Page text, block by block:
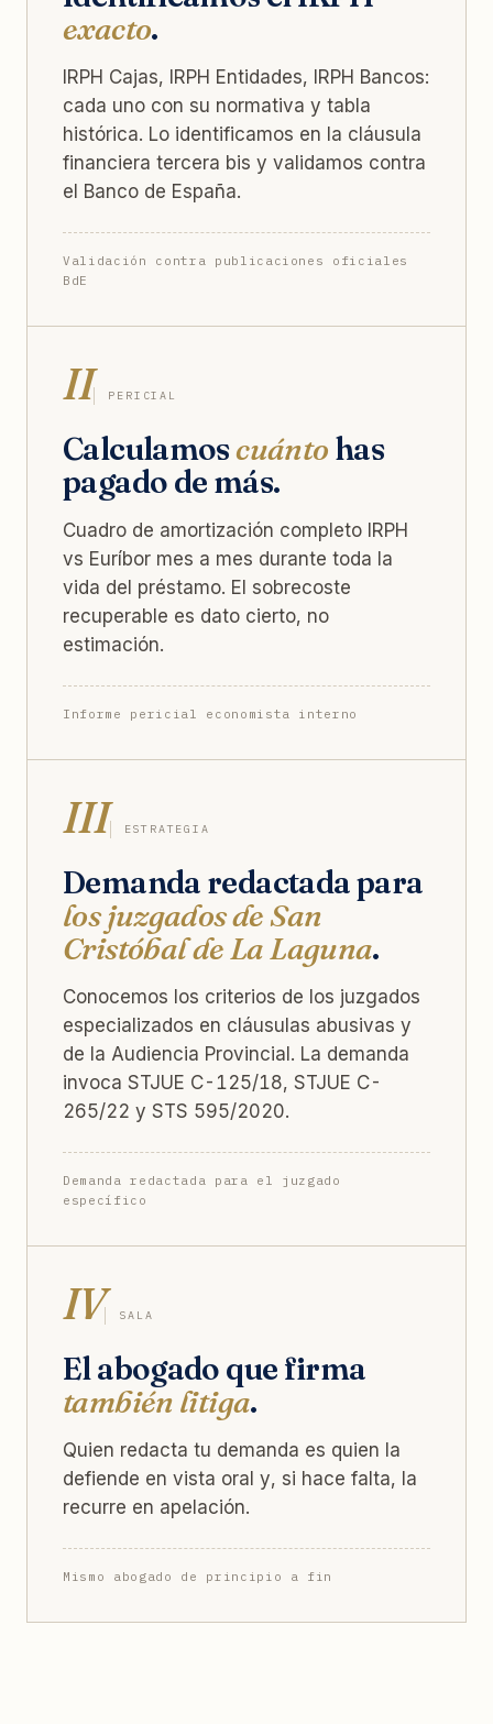
exacto.
IRPH Cajas, IRPH Entidades, IRPH Bancos:
cada uno con su normativa y tabla
histórica. Lo identificamos en la cláusula
financiera tercera bis y validamos contra
el Banco de España.
Validación contra publicaciones oficiales
BdE
II PERICIAL
Calculamoscuánto has
pagado de más.
Cuadro de amortización completo IRPH
vs Euríbor mes a mes durante toda la
vida del préstamo. El sobrecoste
recuperable es dato cierto, no
estimación.
Informe pericial economista interno
III ESTRATEGIA
Demanda redactada para
los juzgados de San
Cristóbal de La Laguna.
Conocemos los criterios de los juzgados
especializados en cláusulas abusivas y
de la Audiencia Provincial. La demanda
invoca STJUE C-125/18, STJUE C-
265/22 y STS 595/2020.
Demanda redactada para el juzgado
específico
IV SALA
El abogado que firma
también litiga.
Quien redacta tu demanda es quien la
defiende en vista oral y, si hace falta, la
recurre en apelación.
Mismo abogado de principio a fin